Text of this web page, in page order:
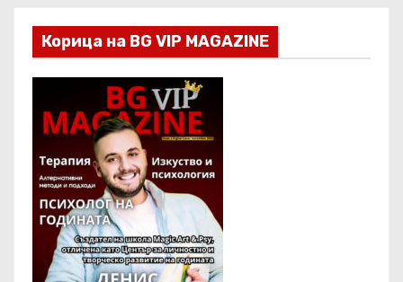
Корица на BG VIP MAGAZINE